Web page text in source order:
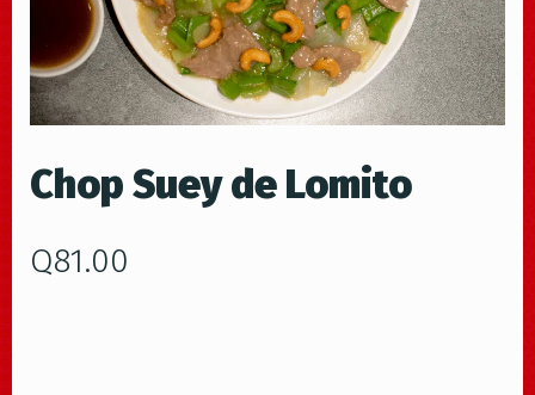
Chop Suey de Lomito
Q81.00